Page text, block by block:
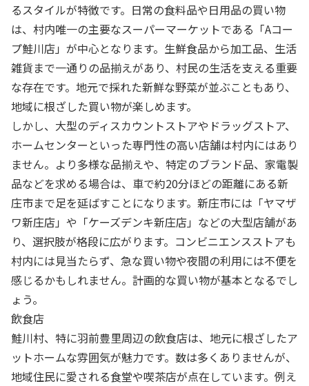
るスタイルが特徴です。日常の食料品や日用品の買い物
は、村内唯一の主要なスーパーマーケットである「Aコー
プ鮭川店」が中心となります。生鮮食品から加工品、生活
雑貨まで一通りの品揃えがあり、村民の生活を支える重要
な存在です。地元で採れた新鮮な野菜が並ぶこともあり、
地域に根ざした買い物が楽しめます。
しかし、大型のディスカウントストアやドラッグストア、
ホームセンターといった専門性の高い店舗は村内にはあり
ません。より多様な品揃えや、特定のブランド品、家電製
品などを求める場合は、車で約20分ほどの距離にある新
庄市まで足を延ばすことになります。新庄市には「ヤマザ
ワ新庄店」や「ケーズデンキ新庄店」などの大型店舗があ
り、選択肢が格段に広がります。コンビニエンスストアも
村内には見当たらず、急な買い物や夜間の利用には不便を
感じるかもしれません。計画的な買い物が基本となるでし
ょう。
飲食店
鮭川村、特に羽前豊里周辺の飲食店は、地元に根ざしたア
ットホームな雰囲気が魅力です。数は多くありませんが、
地域住民に愛される食堂や喫茶店が点在しています。例え